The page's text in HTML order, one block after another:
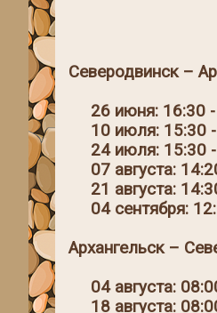
Северодвинск –
26 июня: 16:30 -
10 июля: 15:30 -
24 июля: 15:30 -
07 августа:
21 августа:
04 сентября:
Архангельск –
04 августа:
18 августа: